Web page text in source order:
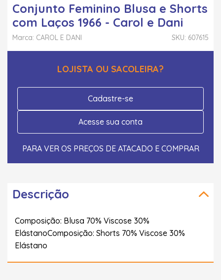
Conjunto Feminino Blusa e Shorts
com Laços 1966 - Carol e Dani
SKU: 607615
Marca: CAROL E DANI
LOJISTA OU SACOLEIRA?
Cadastre-se
Acesse sua conta
PARA VER OS PREÇOS DE ATACADO E COMPRAR
Descrição
Composição: Blusa 70% Viscose 30%
ElástanoComposição: Shorts 70% Viscose 30%
Elástano